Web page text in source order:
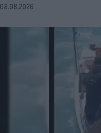
08.08.2026